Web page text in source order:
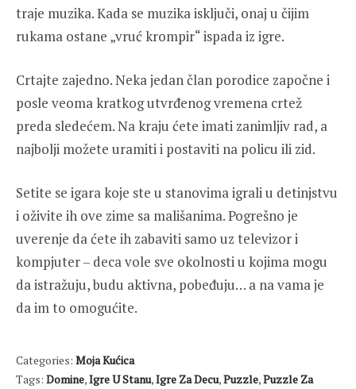
traje muzika. Kada se muzika isključi, onaj u čijim
rukama ostane „vruć krompir“ ispada iz igre.
Crtajte zajedno. Neka jedan član porodice započne i
posle veoma kratkog utvrđenog vremena crtež
preda sledećem. Na kraju ćete imati zanimljiv rad, a
najbolji možete uramiti i postaviti na policu ili zid.
Setite se igara koje ste u stanovima igrali u detinjstvu
i oživite ih ove zime sa mališanima. Pogrešno je
uverenje da ćete ih zabaviti samo uz televizor i
kompjuter – deca vole sve okolnosti u kojima mogu
da istražuju, budu aktivna, pobeđuju… a na vama je
da im to omogućite.
Categories: Moja Kućica
Tags: Domine,Igre U Stanu,Igre Za Decu,Puzzle,Puzzle Za